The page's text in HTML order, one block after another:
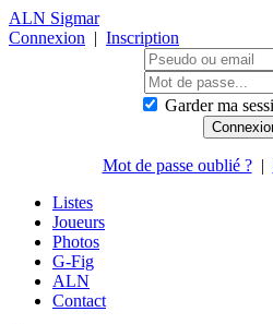
ALN Sigmar
Connexion | Inscription
Garder ma
Mot de passe oublié ?|
Listes
Joueurs
Photos
G-Fig
ALN
Contact